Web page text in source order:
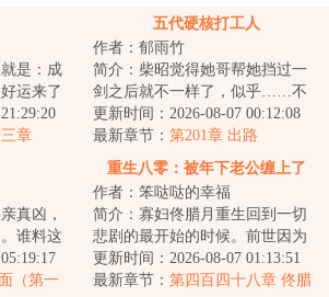
是：成
运来了
启一个
章
五代硬核打工人
作者：郁雨竹
简介：柴昭觉得她哥帮她挡过一
剑之后就不一样了，似乎……不
是他了。他总会说些郑先生都没
听过的，她听起...
更新时间：2026-08-07 00:12:08
最新章节： 第201章 出路
真凶，
谁料这
卦师！
（第一
重生八零：被年下老公缠上了
作者：笨哒哒的幸福
简介：寡妇佟腊月重生回到一切
悲剧的最开始的时候。前世因为
改嫁宋大龙，踏上了一条不归
路。重生归来的第...
更新时间：2026-08-07 01:13:51
最新章节： 第四百四十八章 佟腊